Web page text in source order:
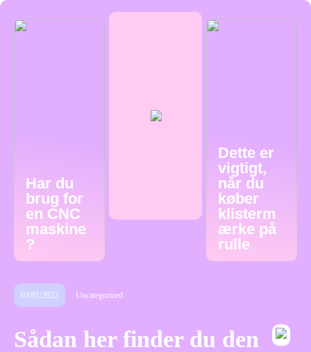
Har du
brug for
en CNC
maskine
?
Dette er
vigtigt,
når du
køber
klisterm
ærke på
rulle
03/01/2022 Uncategorized
Sådan her finder du den